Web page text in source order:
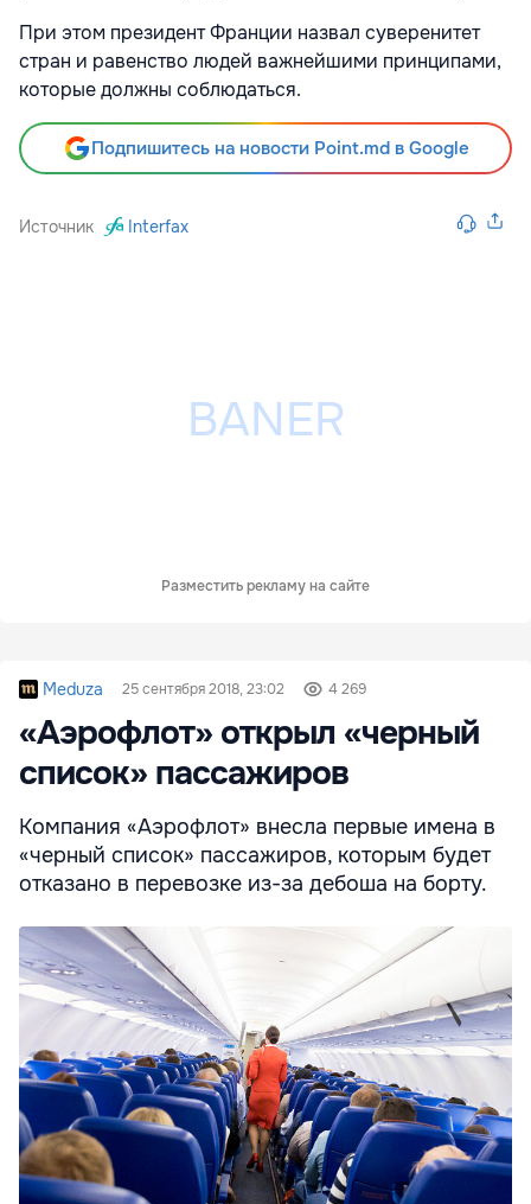
При этом президент Франции назвал суверенитет
стран и равенство людей важнейшими принципами,
которые должны соблюдаться.
Подпишитесь на новости Point.md в Google
Источник Interfax
Разместить рекламу на сайте
Meduza 25 сентября 2018, 23:02 4 269
«Аэрофлот» открыл «черный
список» пассажиров
Компания «Аэрофлот» внесла первые имена в
«черный список» пассажиров, которым будет
отказано в перевозке из-за дебоша на борту.